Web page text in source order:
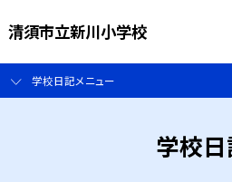
清須市立新川小学校
学校日記メニュー
学校